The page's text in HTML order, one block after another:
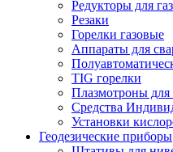
Редукторы для
Резаки
Горелки газовые
Аппараты для
TIG горелки
Плазмотроны
Средства
Установки
Геодезические приборы